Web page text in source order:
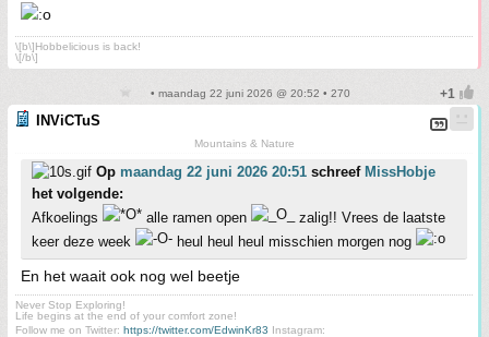
\[b\]Hobbelicious is back!
\[/b\]
• maandag 22 juni 2026 @ 20:52 • 270
INViCTuS
Mountains & Nature
Op maandag 22 juni 2026 20:51 schreef MissHobje
het volgende:
Afkoelings
alle ramen open
zalig!! Vrees de laatste
keer deze week
heul heul heul misschien morgen nog
En het waait ook nog wel beetje
Never Stop Exploring!
Life begins at the end of your comfort zone!
Follow me on Twitter: https://twitter.com/EdwinKr83 Instagram: